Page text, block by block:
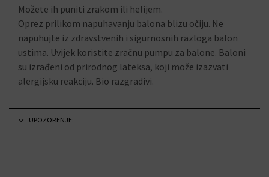
Možete ih puniti zrakom ili helijem.
Oprez prilikom napuhavanju balona blizu očiju. Ne
napuhujte iz zdravstvenih i sigurnosnih razloga balon
ustima. Uvijek koristite zračnu pumpu za balone. Baloni
su izrađeni od prirodnog lateksa, koji može izazvati
alergijsku reakciju. Bio razgradivi.
UPOZORENJE: